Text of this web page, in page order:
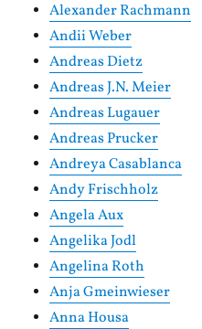
Alexander Rachmann
Andii Weber
Andreas Dietz
Andreas J.N. Meier
Andreas Lugauer
Andreas Prucker
Andreya Casablanca
Andy Frischholz
Angela Aux
Angelika Jodl
Angelina Roth
Anja Gmeinwieser
Anna Housa